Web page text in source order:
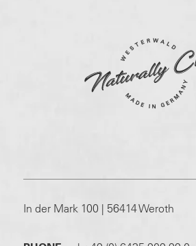
In der Mark 100 | 56414 Weroth